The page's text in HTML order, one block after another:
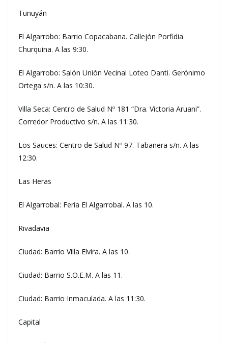
Tunuyán
El Algarrobo: Barrio Copacabana. Callejón Porfidia
Churquina. A las 9:30.
El Algarrobo: Salón Unión Vecinal Loteo Danti. Gerónimo
Ortega s/n. A las 10:30.
Villa Seca: Centro de Salud Nº 181 “Dra. Victoria Aruani”.
Corredor Productivo s/n. A las 11:30.
Los Sauces: Centro de Salud Nº 97. Tabanera s/n. A las
12:30.
Las Heras
El Algarrobal: Feria El Algarrobal. A las 10.
Rivadavia
Ciudad: Barrio Villa Elvira. A las 10.
Ciudad: Barrio S.O.E.M. A las 11.
Ciudad: Barrio Inmaculada. A las 11:30.
Capital